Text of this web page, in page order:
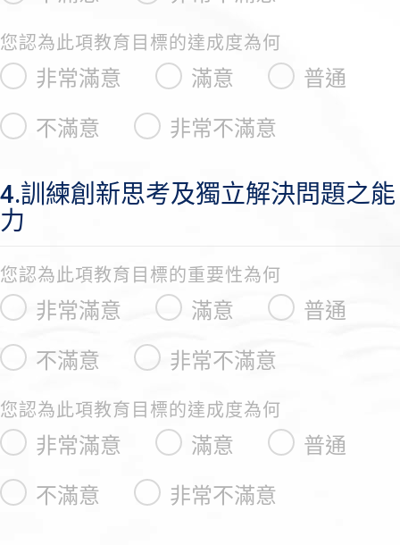
您認為此項教育目標的達成度為何
非常滿意 滿意
普通
不滿意
非常不滿意
4.訓練創新思考及獨立解決問題之能
力
您認為此項教育目標的重要性為何
非常滿意 滿意
普通
不滿意
非常不滿意
您認為此項教育目標的達成度為何
非常滿意 滿意
普通
不滿意
非常不滿意